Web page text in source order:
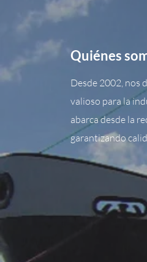
Quiénes
Desde 2002, nos
valioso para la
abarca desde la
garantizando